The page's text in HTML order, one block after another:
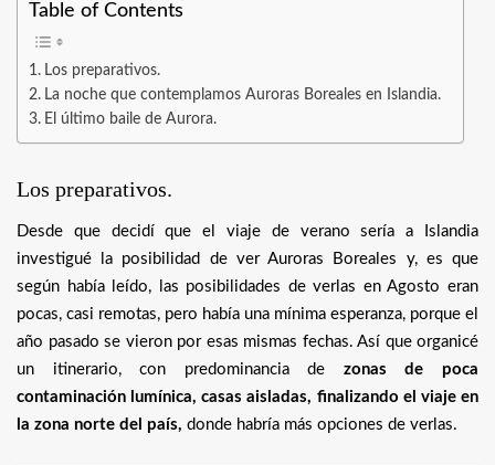
Table of Contents
Los preparativos.
La noche que contemplamos Auroras Boreales en Islandia.
El último baile de Aurora.
Los preparativos.
Desde que decidí que el viaje de verano sería a Islandia
investigué la posibilidad de ver Auroras Boreales y, es que
según había leído, las posibilidades de verlas en Agosto eran
pocas, casi remotas, pero había una mínima esperanza, porque el
año pasado se vieron por esas mismas fechas. Así que organicé
un itinerario, con predominancia de zonas de poca
contaminación lumínica, casas aisladas, finalizando el viaje en
la zona norte del país, donde habría más opciones de verlas.